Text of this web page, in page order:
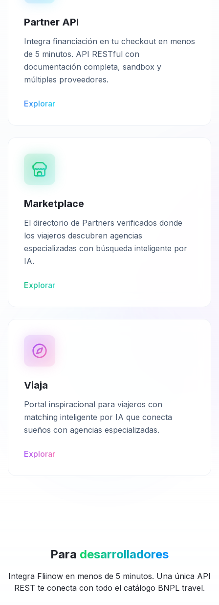
Partner API
Integra financiación en tu checkout en menos
de 5 minutos. API RESTful con
documentación completa, sandbox y
múltiples proveedores.
Explorar
Marketplace
El directorio de Partners verificados donde
los viajeros descubren agencias
especializadas con búsqueda inteligente por
IA.
Explorar
Viaja
Portal inspiracional para viajeros con
matching inteligente por IA que conecta
sueños con agencias especializadas.
Explorar
Para desarrolladores
Integra Fliinow en menos de 5 minutos. Una única API
REST te conecta con todo el catálogo BNPL travel.